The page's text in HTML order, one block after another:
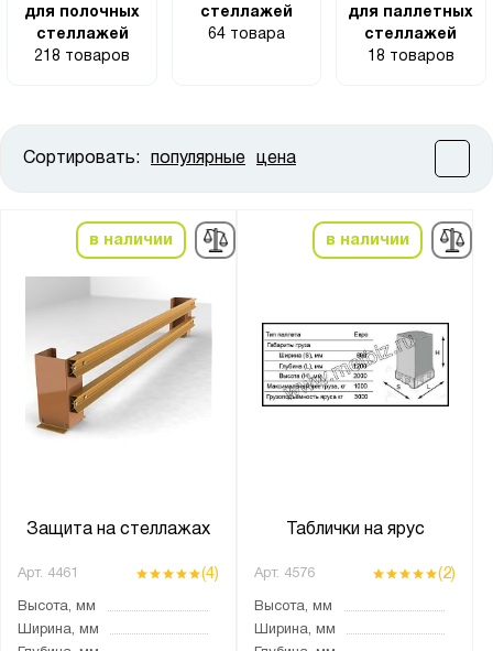
для полочных
стеллажей
218 товаров
стеллажей
64 товара
для паллетных
стеллажей
18 товаров
Сортировать: популярные цена
в наличии
Защита на стеллажах
Арт. 4461 (4)
Высота, мм
Ширина, мм
в наличии
Таблички на ярус
Арт. 4576 (2)
Высота, мм
Ширина, мм
Высота, мм:
до
Ширина, мм:
Тип покрытия поверхности:
оцинкованное